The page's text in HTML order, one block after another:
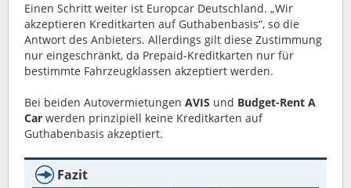
Einen Schritt weiter ist Europcar Deutschland. „Wir
akzeptieren Kreditkarten auf Guthabenbasis“, so die
Antwort des Anbieters. Allerdings gilt diese Zustimmung
nur eingeschränkt, da Prepaid-Kreditkarten nur für
bestimmte Fahrzeugklassen akzeptiert werden.
Bei beiden Autovermietungen AVIS und Budget-Rent A
Car werden prinzipiell keine Kreditkarten auf
Guthabenbasis akzeptiert.
Fazit